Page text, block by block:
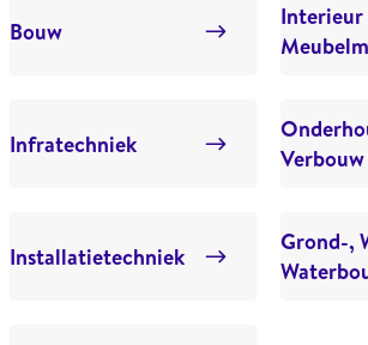
Bouw
Interieur
Infratechniek
Verbouw
Installatietechniek
Grond-,